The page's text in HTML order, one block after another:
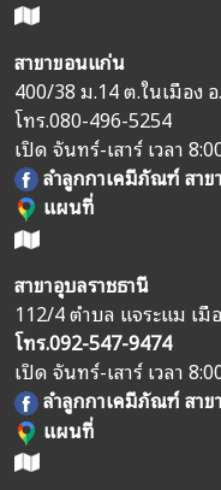
สาขาขอนแก่น
400/38 ม.14 ต.ในเมือง
โทร.080-496-5254
เปิด จันทร์-เสาร์ เวลา
ลำลูกกาเคมีภัณฑ์ สา
แผนที่
สาขาอุบลราชธานี
112/4 ตำบล แจระแม เมื
โทร.092-547-9474
เปิด จันทร์-เสาร์ เวลา
ลำลูกกาเคมีภัณฑ์ สาข
แผนที่